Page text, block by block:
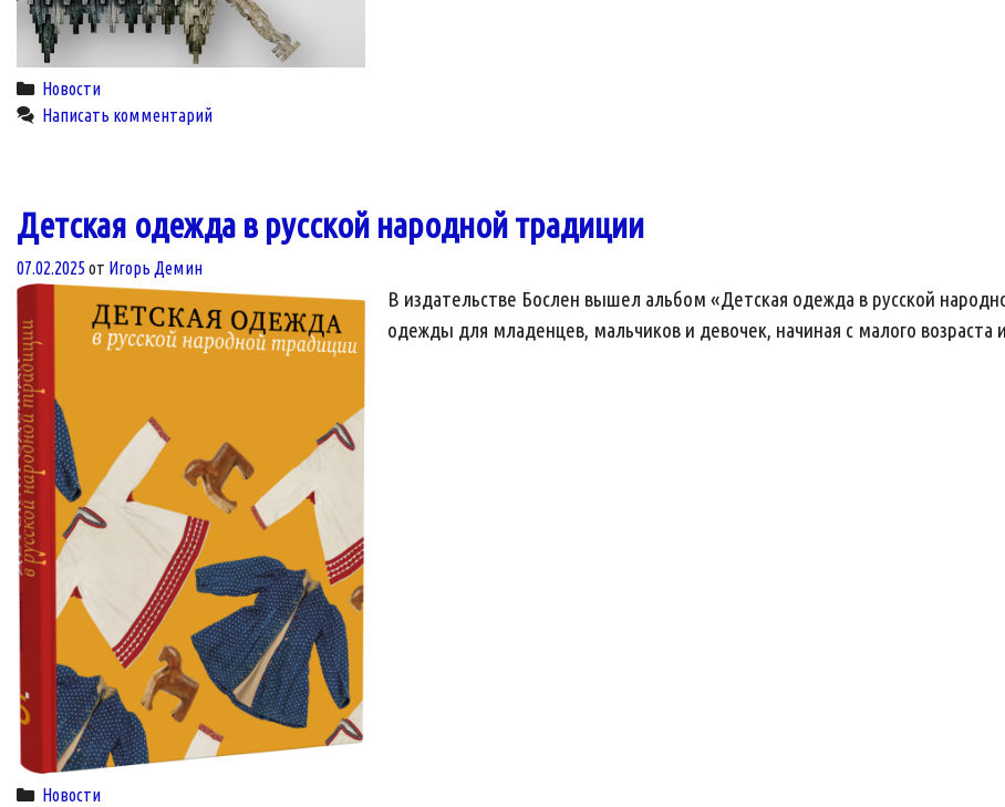
Categories
Новости
Написать комментарий
Детская одежда в русской народной традиции
07.02.2025от Игорь Демин
В издательстве Бослен вышел альбом «Детская одежда в русской
одежды для младенцев, мальчиков и девочек, начиная с малого возраста
Categories
Новости